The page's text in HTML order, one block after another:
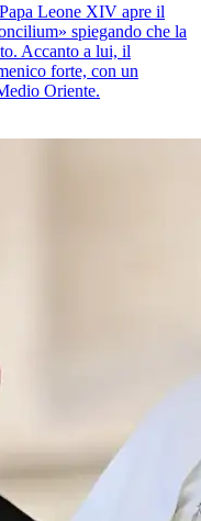
Leone XIV apre il
spiegando che la
Accanto a lui, il
forte, con un
Oriente.